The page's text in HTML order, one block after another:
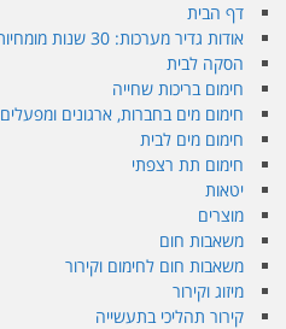
דף הבית
אודות גדיר מערכות: 30 שנות מומחיות בפתרונות אנרגיה מתקדמים
הסקה לבית
חימום בריכות שחייה
חימום מים בחברות, ארגונים ומפעלים
חימום מים לבית
חימום תת רצפתי
יטאות
מוצרים
משאבות חום
משאבות חום לחימום וקירור
מיזוג וקירור
קירור תהליכי בתעשייה